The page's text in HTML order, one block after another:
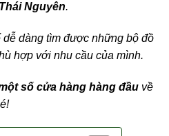
Nguyên.
dễ dàng tìm được những bộ đồ
hợp với nhu cầu của mình.
số cửa hàng hàng đầu về